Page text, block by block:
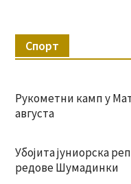
Спорт
Рукометни камп у
августа
Убојита јуниорска
редове Шумадинки